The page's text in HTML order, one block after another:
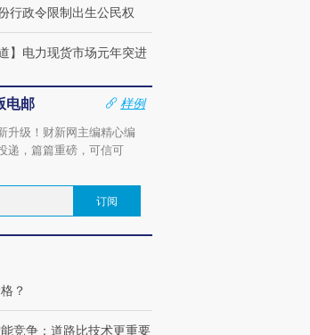
行政令限制出生公民权
】电力现货市场元年突进
电邮
样例
升级！财新网主编精心编
递，篇篇重磅，可信可
订阅
？
竞争：道路比技术更重要